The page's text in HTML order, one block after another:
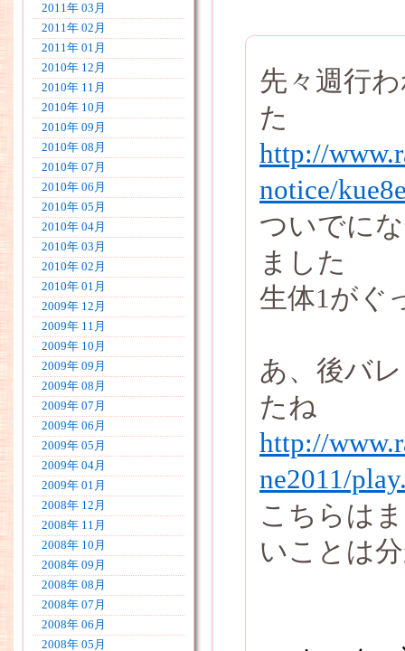
2011年 03月
2011年 02月
2011年 01月
2010年 12月
2010年 11月
2010年 10月
2010年 09月
2010年 08月
2010年 07月
2010年 06月
2010年 05月
2010年 04月
2010年 03月
2010年 02月
2010年 01月
2009年 12月
2009年 11月
2009年 10月
2009年 09月
2009年 08月
2009年 07月
2009年 06月
2009年 05月
2009年 04月
2009年 01月
2008年 12月
2008年 11月
2008年 10月
2008年 09月
2008年 08月
2008年 07月
2008年 06月
2008年 05月
先々週行
た
http://
notice/
ついでに
ました
生体1がぐ
あ、後バ
たね
http://
ne2011/
こちらは
いことは